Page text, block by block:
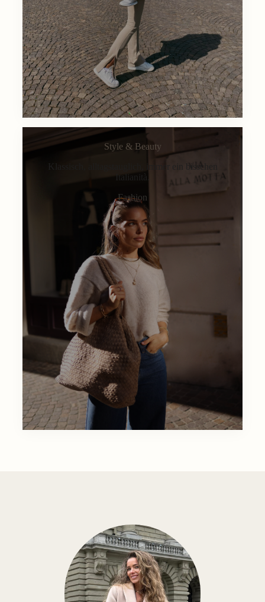
Style & Beauty
Klassisch, alltagstauglich, immer ein bisschen
Italianità.
Fashion